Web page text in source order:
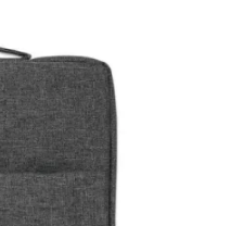
6
boligrafo
7.
escolar
8.
sacapuntas
9.
lapiz